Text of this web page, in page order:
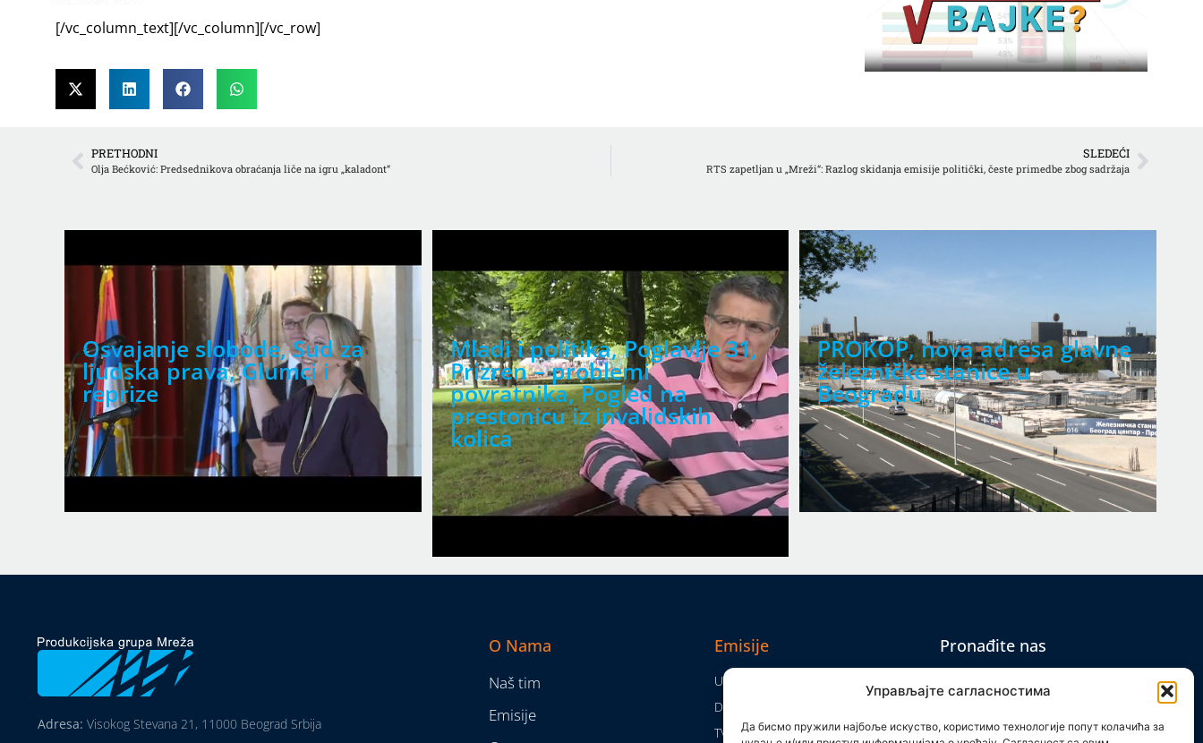
Управљајте сагласностима
Да бисмо пружили најбоље искуство, користимо технологије попут колачића за
[/vc_column_text][/vc_column][/vc_row]
PRETHODNI
Olja Bećković: Predsednikova obraćanja liče na igru „kaladont“
SLEDEĆI
RTS zapetljan u „Mreži“: Razlog skidanja emisije politički, česte primedbe zbog sadržaja
Osvajanje slobode, Sud za
ljudska prava, Glumci i
reprize
Mladi i politika, Poglavlje 31,
Prizren – problemi
povratnika, Pogled na
prestonicu iz invalidskih
kolica
PROKOP, nova adresa glavne
železničke stanice u
Beogradu
Adresa: Visokog Stevana 21, 11000 Beograd Srbija
O Nama
Naš tim
Emisije
Emisije
Utisak nedelje
Da nam nije...
TV Mreža
Pronađite nas